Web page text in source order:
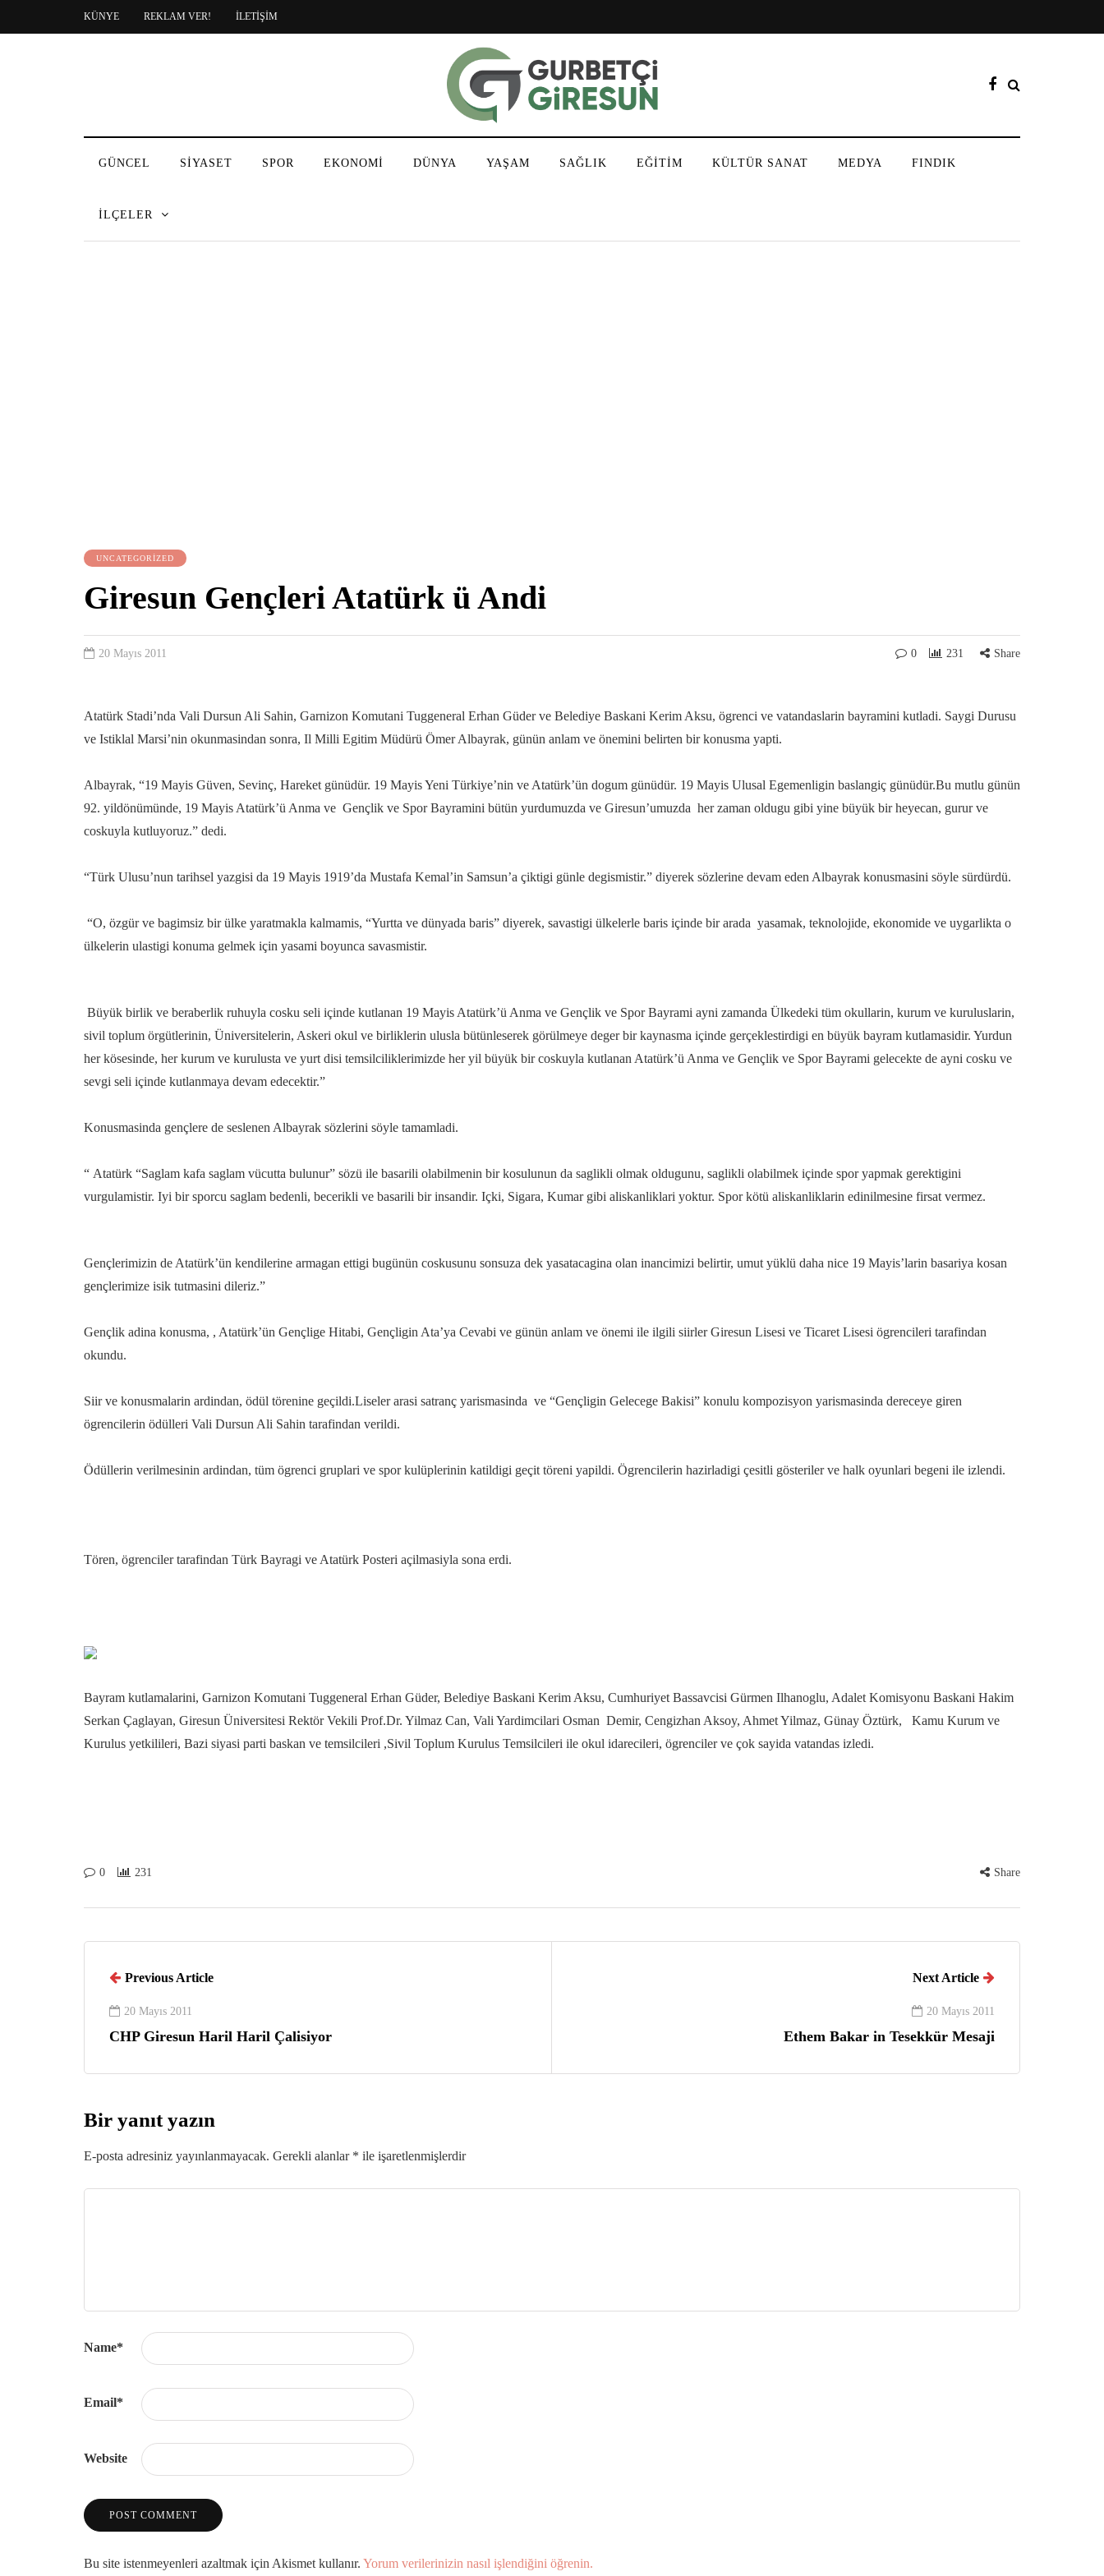
KÜNYE REKLAM VER! İLETİŞİM
GÜNCEL SİYASET SPOR EKONOMİ DÜNYA YAŞAM SAĞLIK EĞİTİM KÜLTÜR SANAT MEDYA FINDIK
İLÇELER
UNCATEGORIZED
Giresun Gençleri Atatürk ü Andi
20 Mayıs 2011 0 231 Share
Atatürk Stadi’nda Vali Dursun Ali Sahin, Garnizon Komutani Tuggeneral Erhan Güder ve Belediye Baskani Kerim Aksu, ögrenci ve vatandaslarin bayramini kutladi. Saygi Durusu
ve Istiklal Marsi’nin okunmasindan sonra, Il Milli Egitim Müdürü Ömer Albayrak, günün anlam ve önemini belirten bir konusma yapti.
Albayrak, “19 Mayis Güven, Sevinç, Hareket günüdür. 19 Mayis Yeni Türkiye’nin ve Atatürk’ün dogum günüdür. 19 Mayis Ulusal Egemenligin baslangiç günüdür.Bu mutlu günün
92. yildönümünde, 19 Mayis Atatürk’ü Anma ve Gençlik ve Spor Bayramini bütün yurdumuzda ve Giresun’umuzda her zaman oldugu gibi yine büyük bir heyecan, gurur ve
coskuyla kutluyoruz.” dedi.
“Türk Ulusu’nun tarihsel yazgisi da 19 Mayis 1919’da Mustafa Kemal’in Samsun’a çiktigi günle degismistir.” diyerek sözlerine devam eden Albayrak konusmasini söyle sürdürdü.
“O, özgür ve bagimsiz bir ülke yaratmakla kalmamis, “Yurtta ve dünyada baris” diyerek, savastigi ülkelerle baris içinde bir arada yasamak, teknolojide, ekonomide ve uygarlikta o
ülkelerin ulastigi konuma gelmek için yasami boyunca savasmistir.
Büyük birlik ve beraberlik ruhuyla cosku seli içinde kutlanan 19 Mayis Atatürk’ü Anma ve Gençlik ve Spor Bayrami ayni zamanda Ülkedeki tüm okullarin, kurum ve kuruluslarin,
sivil toplum örgütlerinin, Üniversitelerin, Askeri okul ve birliklerin ulusla bütünleserek görülmeye deger bir kaynasma içinde gerçeklestirdigi en büyük bayram kutlamasidir. Yurdun
her kösesinde, her kurum ve kurulusta ve yurt disi temsilciliklerimizde her yil büyük bir coskuyla kutlanan Atatürk’ü Anma ve Gençlik ve Spor Bayrami gelecekte de ayni cosku ve
sevgi seli içinde kutlanmaya devam edecektir.”
Konusmasinda gençlere de seslenen Albayrak sözlerini söyle tamamladi.
“ Atatürk “Saglam kafa saglam vücutta bulunur” sözü ile basarili olabilmenin bir kosulunun da saglikli olmak oldugunu, saglikli olabilmek içinde spor yapmak gerektigini
vurgulamistir. Iyi bir sporcu saglam bedenli, becerikli ve basarili bir insandir. Içki, Sigara, Kumar gibi aliskanliklari yoktur. Spor kötü aliskanliklarin edinilmesine firsat vermez.
Gençlerimizin de Atatürk’ün kendilerine armagan ettigi bugünün coskusunu sonsuza dek yasatacagina olan inancimizi belirtir, umut yüklü daha nice 19 Mayis’larin basariya kosan
gençlerimize isik tutmasini dileriz.”
Gençlik adina konusma, , Atatürk’ün Gençlige Hitabi, Gençligin Ata’ya Cevabi ve günün anlam ve önemi ile ilgili siirler Giresun Lisesi ve Ticaret Lisesi ögrencileri tarafindan
okundu.
Siir ve konusmalarin ardindan, ödül törenine geçildi.Liseler arasi satranç yarismasinda ve “Gençligin Gelecege Bakisi” konulu kompozisyon yarismasinda dereceye giren
ögrencilerin ödülleri Vali Dursun Ali Sahin tarafindan verildi.
Ödüllerin verilmesinin ardindan, tüm ögrenci gruplari ve spor kulüplerinin katildigi geçit töreni yapildi. Ögrencilerin hazirladigi çesitli gösteriler ve halk oyunlari begeni ile izlendi.
Tören, ögrenciler tarafindan Türk Bayragi ve Atatürk Posteri açilmasiyla sona erdi.
Bayram kutlamalarini, Garnizon Komutani Tuggeneral Erhan Güder, Belediye Baskani Kerim Aksu, Cumhuriyet Bassavcisi Gürmen Ilhanoglu, Adalet Komisyonu Baskani Hakim
Serkan Çaglayan, Giresun Üniversitesi Rektör Vekili Prof.Dr. Yilmaz Can, Vali Yardimcilari Osman Demir, Cengizhan Aksoy, Ahmet Yilmaz, Günay Öztürk, Kamu Kurum ve
Kurulus yetkilileri, Bazi siyasi parti baskan ve temsilcileri ,Sivil Toplum Kurulus Temsilcileri ile okul idarecileri, ögrenciler ve çok sayida vatandas izledi.
0 231 Share
Previous Article
20 Mayıs 2011
CHP Giresun Haril Haril Çalisiyor
Next Article
20 Mayıs 2011
Ethem Bakar in Tesekkür Mesaji
Bir yanıt yazın
E-posta adresiniz yayınlanmayacak. Gerekli alanlar * ile işaretlenmişlerdir
Name*
Email*
Website
Bu site istenmeyenleri azaltmak için Akismet kullanır. Yorum verilerinizin nasıl işlendiğini öğrenin.